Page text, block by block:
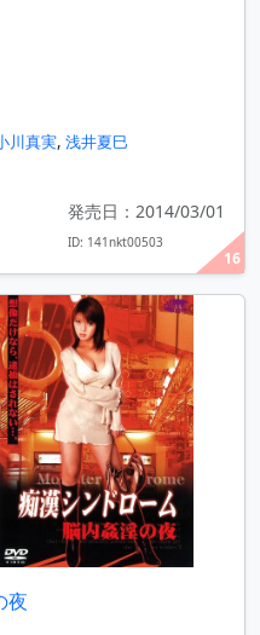
16
川真実, 浅井夏巳
発売日：2014/03/01
ID: 141nkt00503
夜